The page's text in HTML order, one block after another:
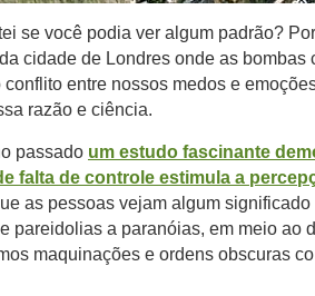
se você podia ver algum padrão?
cidade de Londres onde as bombas
entre nossos medos e
razão e ciência.
passado um estudo fascinante
falta de controle estimula a
as pessoas vejam algum
pareidolias a paranóias, em meio ao
maquinações e ordens obscuras